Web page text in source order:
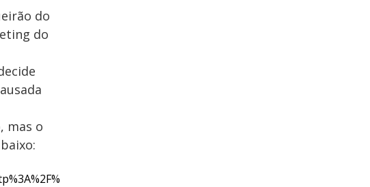
do
do
mas o